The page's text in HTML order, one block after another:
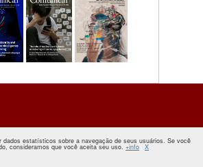
estatísticos sobre a navegação de seus usuários. Se você
consideramos que você aceita seu uso. +info X